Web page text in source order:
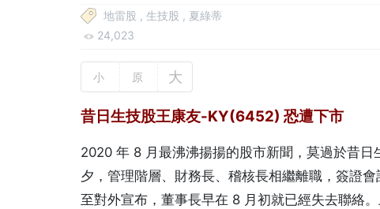
地雷股 , 生技股 , 夏綠蒂
24,023
小 原 大
昔日生技股王康友-KY(6452) 恐遭下市
2020 年 8 月最沸沸揚揚的股市新聞，​​莫過於昔
夕，管理階層、財務長、稽核長相繼離職，​簽證
至對外宣布，董事長早在 8 月初就已經失去聯絡